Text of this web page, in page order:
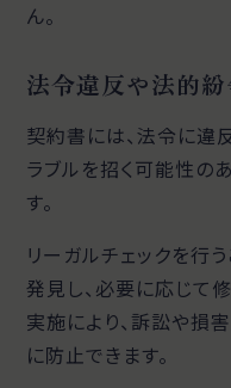
ん。
法令違反や法的
契約書には、法令に違
ラブルを招く可能性の
す。
リーガルチェックを行
発見し、必要に応じて
実施により、訴訟や損
に防止できます。